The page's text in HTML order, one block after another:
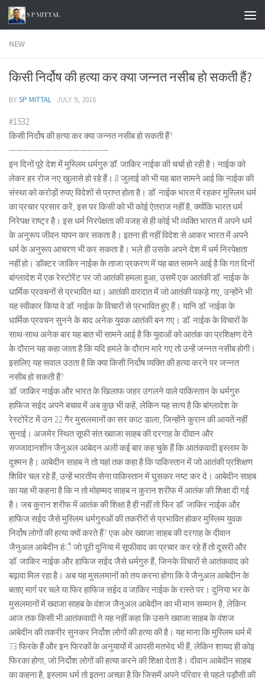
Skip to content
NEW
किसी निर्दोष की हत्या कर क्या जन्नत नसीब हो सकती हैं?
BYSP MITTAL · JULY 9, 2016
#1532
किसी निर्दोष की हत्या कर क्या जन्नत नसीब हो सकती हैं?
——————————————
इन दिनों पूरे देश में मुस्लिम धर्मगुरु डॉ. जाकिर नाईक की चर्चा हो रही है। नाईक को
लेकर हर रोज नए खुलासे हो रहे हैं। 8 जुलाई को भी यह बात सामने आई कि नाईक की
संस्था को करोड़ों रुपए विदेशों से प्राप्त होता है। डॉ. नाईक भारत में रहकर मुस्लिम धर्म
का प्रचार प्रसार करें, इस पर किसी को भी कोई ऐतराज नहीं है, क्योंकि भारत धर्म
निरेपक्ष राष्ट्र है। इस धर्म निरपेक्षता की वजह से ही कोई भी व्यक्ति भारत में अपने धर्म
के अनुरूप जीवन यापन कर सकता है। इतना ही नहीं विदेश से आकर भारत में अपने
धर्म के अनुरूप आचरण भी कर सकता है। भले ही उसके अपने देश में धर्म निरपेक्षता
नहीं हो। डॉक्टर जाकिर नाईक के ताजा प्रकरण में यह बात सामने आई है कि गत दिनों
बांग्लादेश में एक रेस्टोरेंट पर जो आतंकी हमला हुआ, उसमें एक आतंकी डॉ. नाईक के
धार्मिक प्रवचनों से प्रभावित था। आतंकी वारदात में जो आतंकी पकड़े गए, उन्होंने भी
यह स्वीकार किया वे डॉ. नाईक के विचारों से प्रभावित हुए हैं। यानि डॉ. नाईक के
धार्मिक प्रवचन सुनने के बाद अनेक युवक आतंकी बन गए। डॉ. नाईक के विचारों के
साथ-साथ अनेक बार यह बात भी सामने आई है कि युवाओं को आतंक का प्रशिक्षण देने
के दौरान यह कहा जाता है कि यदि हमले के दौरान मारे गए तो उन्हें जन्नत नसीब होगी।
इसलिए यह सवाल उठता है कि क्या किसी निर्दोष व्यक्ति की हत्या करने पर जन्नत
नसीब हो सकती हैं?
डॉ. जाकिर नाईक और भारत के खिलाफ जहर उगलने वाले पाकिस्तान के धर्मगुरु
हाफिज सईद अपने बचाव में अब कुछ भी कहें, लेकिन यह सत्य है कि बांग्लादेश के
रेस्टोरेंट में उन 22 गैर मुसलमानों का सर काट डाला, जिन्होंने कुरान की आयतें नहीं
सुनाई। अजमेर स्थित सूफी संत ख्वाजा साहब की दरगाह के दीवान और
सज्जादानशीन जैनुअल आबेदन अली कई बार कह चुके हैं कि आतंकवादी इस्लाम के
दुश्मन है। आबेदीन साहब ने तो यहां तक कहा है कि पाकिस्तान में जो आतंकी प्रशिक्षण
शिविर चल रहे हैं, उन्हें भारतीय सेना पाकिस्तान में घुसकर नष्ट कर दे। आबेदीन साहब
का यह भी कहना है कि न तो मोहम्मद साहब न कुरान शरीफ में आतंक की शिक्षा दी गई
है। जब कुरान शरीफ में आतंक की शिक्षा है ही नहीं तो फिर डॉ. जाकिर नाईक और
हाफिज सईद जैसे मुस्लिम धर्मगुरुओं की तकरीरों से प्रभावित होकर मुस्लिम युवक
निर्दोष लोगों की हत्या क्यों करते हैं? एक ओर ख्वाजा साहब की दरगाह के दीवान
जैनुअल आबेदीन हंै जो पूरी दुनिया में सूफीवाद का प्रचार कर रहे हैं तो दूसरी और
डॉ. जाकिर नाईक और हाफिज सईद जैसे धर्मगुरु हैं, जिनके विचारों से आतंकवाद को
बढ़ावा मिल रहा है। अब यह मुसलमानों को तय करना होगा कि वे जैनुअल आबेदीन के
बताए मार्ग पर चले या फिर हाफिज सईद व जाकिर नाईक के रास्ते पर। दुनिया भर के
मुसलमानों में ख्वाजा साहब के वंशज जैनुअल आबेदीन का भी मान सम्मान है, लेकिन
आज तक किसी भी आतंकवादी ने यह नहीं कहा कि उसने ख्वाजा साहब के वंशज
आबेदीन की तकरीर सुनकर निर्दोश लोगों की हत्या की है। यह माना कि मुस्लिम धर्म में
73 फिरके हैं और इन फिरकों के अनुयायों में आपसी मतभेद भी हैं, लेकिन शायद ही कोइ
फिरका होगा, जो निर्दोश लोगों की हत्या करने की शिक्षा देता है। दीवान आबेदीन साहब
का कहना है, इस्लाम धर्म तो इतना अच्छा है कि जिसमें अपने परिवार से पहले पड़ौसी की